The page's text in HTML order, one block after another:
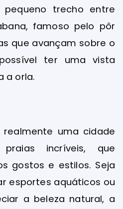
trecho entre
famoso pelo pôr
que avançam sobre o
ter uma vista
a orla.
uma cidade
incríveis, que
gostos e estilos. Seja
esportes aquáticos ou
a beleza natural, a